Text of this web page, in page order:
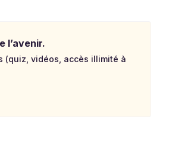
l’avenir.
vidéos, accès illimité à